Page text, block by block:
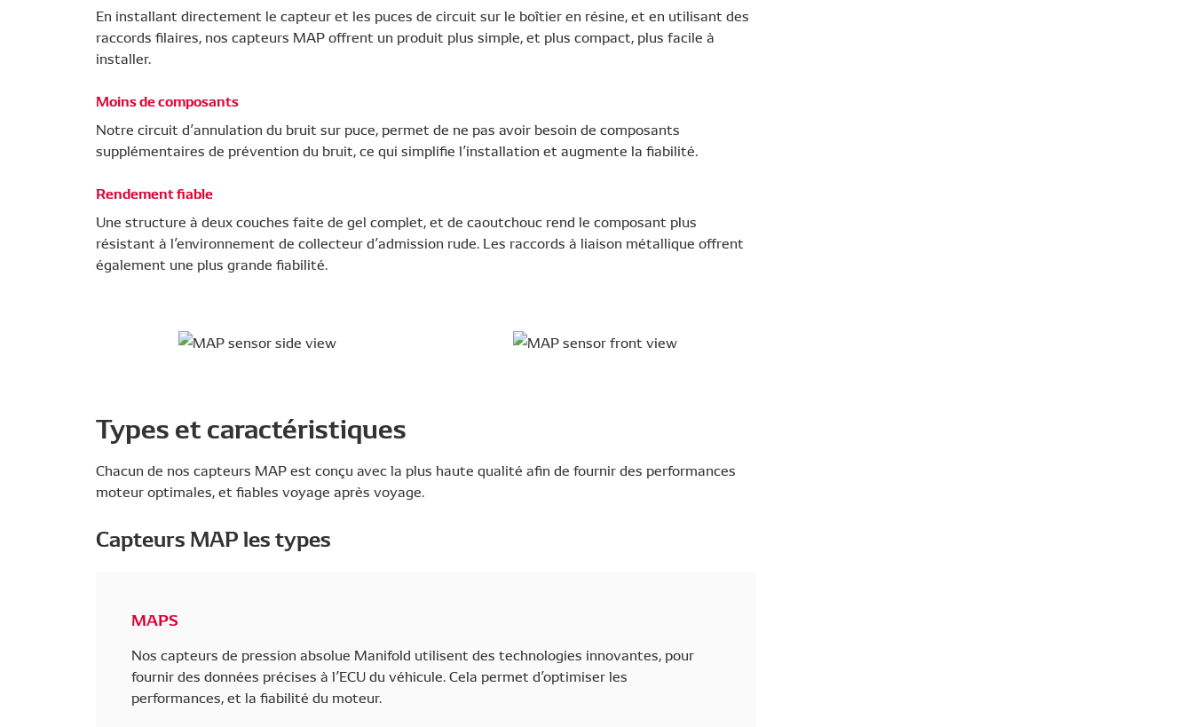
En installant directement le capteur et les puces de circuit sur le boîtier en résine, et en utilisant des
raccords filaires, nos capteurs MAP offrent un produit plus simple, et plus compact, plus facile à
installer.
Moins de composants
Notre circuit d’annulation du bruit sur puce, permet de ne pas avoir besoin de composants
supplémentaires de prévention du bruit, ce qui simplifie l’installation et augmente la fiabilité.
Rendement fiable
Une structure à deux couches faite de gel complet, et de caoutchouc rend le composant plus
résistant à l’environnement de collecteur d’admission rude. Les raccords à liaison métallique offrent
également une plus grande fiabilité.
Types et caractéristiques
Chacun de nos capteurs MAP est conçu avec la plus haute qualité afin de fournir des performances
moteur optimales, et fiables voyage après voyage.
Capteurs MAP les types
MAPS
Nos capteurs de pression absolue Manifold utilisent des technologies innovantes, pour
fournir des données précises à l’ECU du véhicule. Cela permet d’optimiser les
performances, et la fiabilité du moteur.